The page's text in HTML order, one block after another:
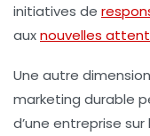
initiatives de
auxnouvelles
Une autre
marketing durable
d’une entreprise